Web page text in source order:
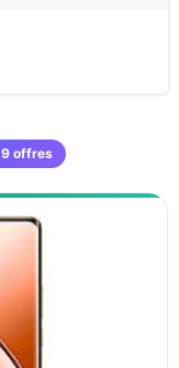
9 offres